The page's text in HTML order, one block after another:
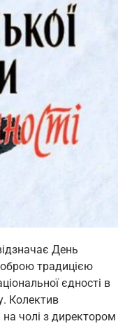
День
традицією
єдності в
Колектив
чолі з директором